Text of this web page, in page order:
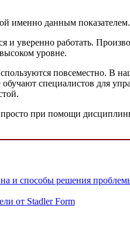
именно данным
уверенно работать.
уровне.
повсеместно. В
специалистов для
при помощи
и способы решения
от Stadler Form